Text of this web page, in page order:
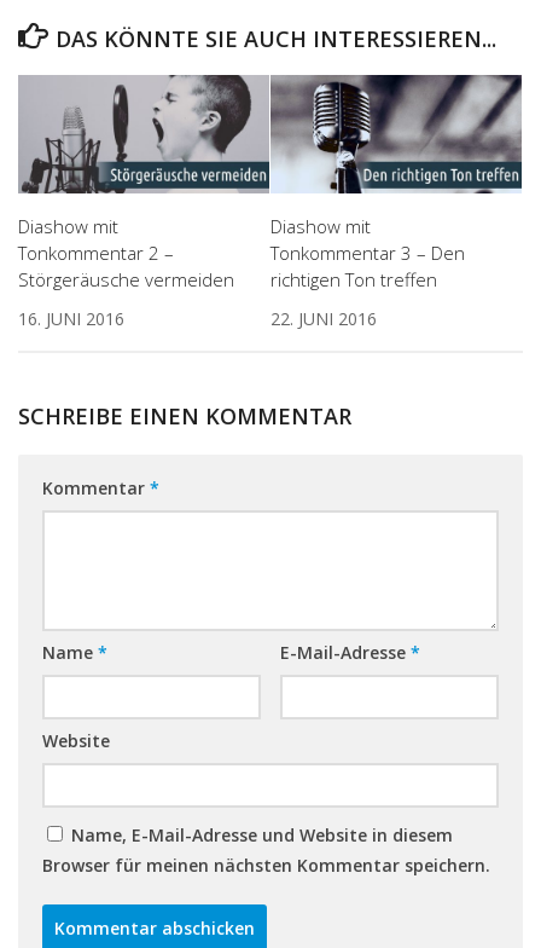
DAS KÖNNTE SIE AUCH INTERESSIEREN...
Diashow mit
Tonkommentar 2 –
Störgeräusche vermeiden
16. JUNI 2016
Diashow mit
Tonkommentar 3 – Den
richtigen Ton treffen
22. JUNI 2016
SCHREIBE EINEN KOMMENTAR
Kommentar *
Name * E-Mail-Adresse *
Website
Name, E-Mail-Adresse und Website in diesem
Browser für meinen nächsten Kommentar speichern.